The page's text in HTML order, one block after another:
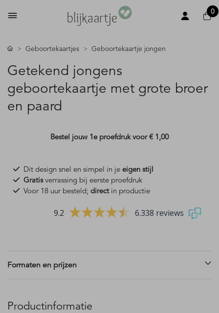
0
Geboortekaartjes Geboortekaartje jongen
Getekend jongens
geboortekaartje met grote broer
en paard
Bestel jouw 1e proefdruk voor€ 1,00
Dit design snel en simpel in je eigen stijl
Gratisverrassing bij eerste proefdruk
Voor 18 uur besteld; directin productie
9.2 6.338 reviews
Formaten en prijzen
Productinformatie